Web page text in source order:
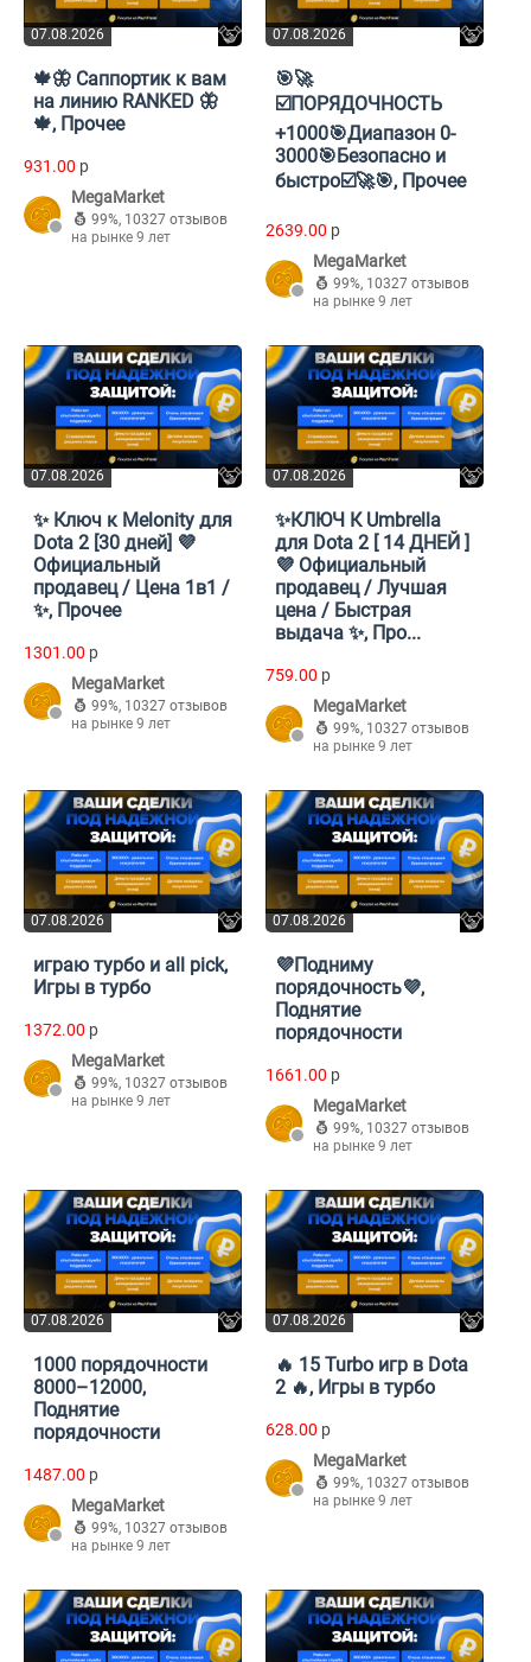
07.08.2026
🍁🦋 Саппортик к вам
на линию RANKED 🦋
🍁, Прочее
931.00 p
MegaMarket
99%, 10327 отзывов
на рынке 9 лет
07.08.2026
🎯🚀
☑️ПОРЯДОЧНОСТЬ
+1000🎯Диапазон 0-
3000🎯Безопасно и
быстро☑️🚀🎯, Прочее
2639.00 p
MegaMarket
99%, 10327 отзывов
на рынке 9 лет
07.08.2026
✨ Ключ к Melonity для
Dota 2 [30 дней] 💜
Официальный
продавец / Цена 1в1 /
✨, Прочее
1301.00 p
MegaMarket
99%, 10327 отзывов
на рынке 9 лет
07.08.2026
✨КЛЮЧ К Umbrella
для Dota 2 [ 14 ДНЕЙ ]
💜 Официальный
продавец / Лучшая
цена / Быстрая
выдача ✨, Про...
759.00 p
MegaMarket
99%, 10327 отзывов
на рынке 9 лет
07.08.2026
играю турбо и all pick,
Игры в турбо
1372.00 p
MegaMarket
99%, 10327 отзывов
на рынке 9 лет
07.08.2026
💜Подниму
порядочность💜,
Поднятие
порядочности
1661.00 p
MegaMarket
99%, 10327 отзывов
на рынке 9 лет
07.08.2026
1000 порядочности
8000–12000,
Поднятие
порядочности
1487.00 p
MegaMarket
99%, 10327 отзывов
на рынке 9 лет
07.08.2026
🔥 15 Turbo игр в Dota
2 🔥, Игры в турбо
628.00 p
MegaMarket
99%, 10327 отзывов
на рынке 9 лет